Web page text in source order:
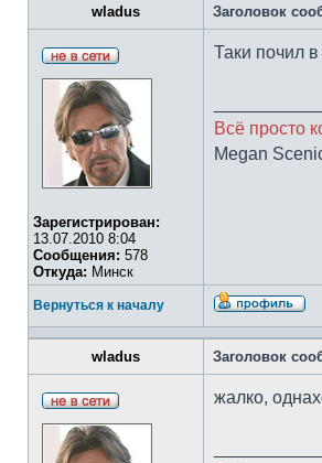
wladus Заголовок
Зарегистрирован:
13.07.2010 8:04
Сообщения: 578
Откуда: Минск
Таки почил
Всё просто
Megan
Вернуться к началу
wladus Заголовок
жалко,